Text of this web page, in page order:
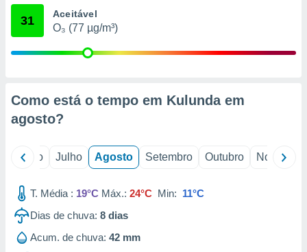
estudos
1199
31 Aceitável
O₃ (77 µg/m³)
Como está o tempo em Kulunda em
agosto?
Junho Julho Agosto Setembro Outubro Novembro
T. Média : 19°C Máx.: 24°C Min: 11°C
Dias de chuva: 8 dias
Acum. de chuva: 42 mm